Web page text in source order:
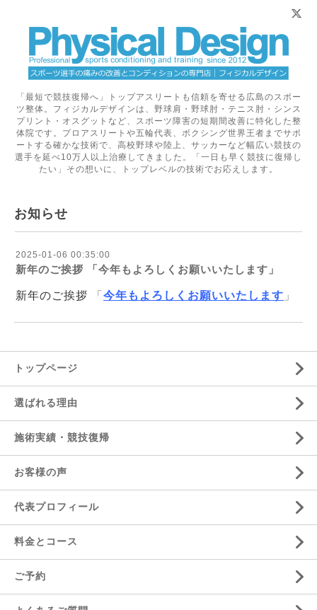
「最短で競技復帰へ」トップアスリートも信頼を寄せる広島のスポー
ツ整体。フィジカルデザインは、野球肩・野球肘・テニス肘・シンス
プリント・オスグットなど、スポーツ障害の短期間改善に特化した整
体院です。プロアスリートや五輪代表、ボクシング世界王者までサポ
ートする確かな技術で、高校野球や陸上、サッカーなど幅広い競技の
選手を延べ10万人以上治療してきました。「一日も早く競技に復帰し
たい」その想いに、トップレベルの技術でお応えします。
お知らせ
2025-01-06 00:35:00
新年のご挨拶 「今年もよろしくお願いいたします」
新年のご挨拶 「 今年もよろしくお願いいたします 」
トップページ
選ばれる理由
施術実績・競技復帰
お客様の声
代表プロフィール
料金とコース
ご予約